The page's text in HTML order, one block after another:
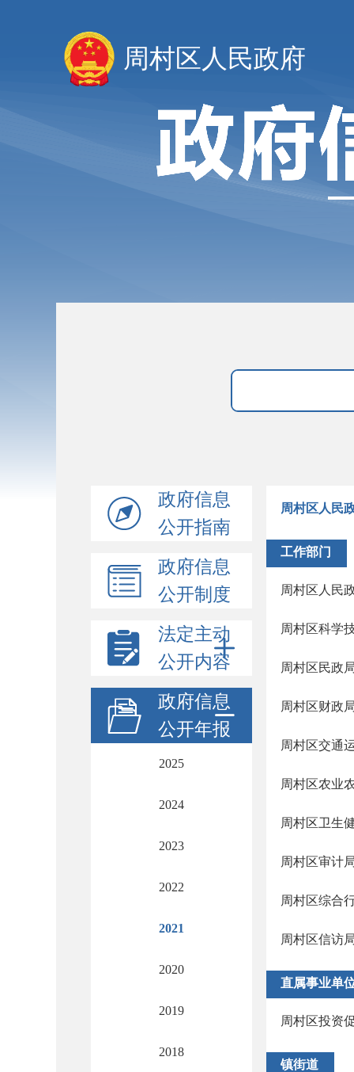
周村区人民政府
政府信息
公开指南
政府信息
公开制度
法定主动
公开内容
政府信息
公开年报
2025
2024
2023
2022
2021
2020
2019
2018
周村区人民
工作部门
周村区人民
周村区科学
周村区民政
周村区财政
周村区交通
周村区农业
周村区卫生
周村区审计
周村区综合
周村区信访
直属事业单
周村区投资
镇街道